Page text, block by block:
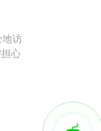
访
心